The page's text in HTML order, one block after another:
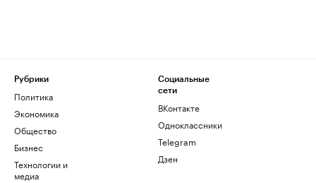
Рубрики
Политика
Экономика
Общество
Бизнес
Технологии и
медиа
Социальные
сети
ВКонтакте
Одноклассники
Telegram
Дзен